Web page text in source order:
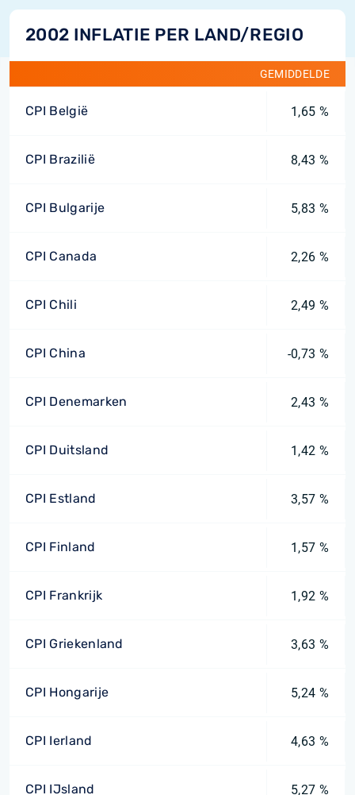
2002 INFLATIE PER LAND/REGIO
GEMIDDELDE
CPI België 1,65 %
CPI Brazilië 8,43 %
CPI Bulgarije 5,83 %
CPI Canada 2,26 %
CPI Chili 2,49 %
CPI China -0,73 %
CPI Denemarken 2,43 %
CPI Duitsland 1,42 %
CPI Estland 3,57 %
CPI Finland 1,57 %
CPI Frankrijk 1,92 %
CPI Griekenland 3,63 %
CPI Hongarije 5,24 %
CPI Ierland 4,63 %
CPI IJsland 5,27 %